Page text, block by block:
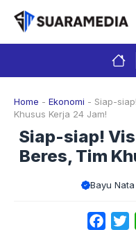
Langsung
isi
Home - Ekonomi - Siap-
Khusus Kerja 24 Jam!
Siap-siap!
Beres, Tim
Bayu Nata